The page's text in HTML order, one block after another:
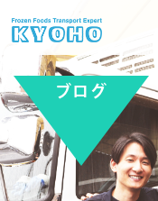
ブログ